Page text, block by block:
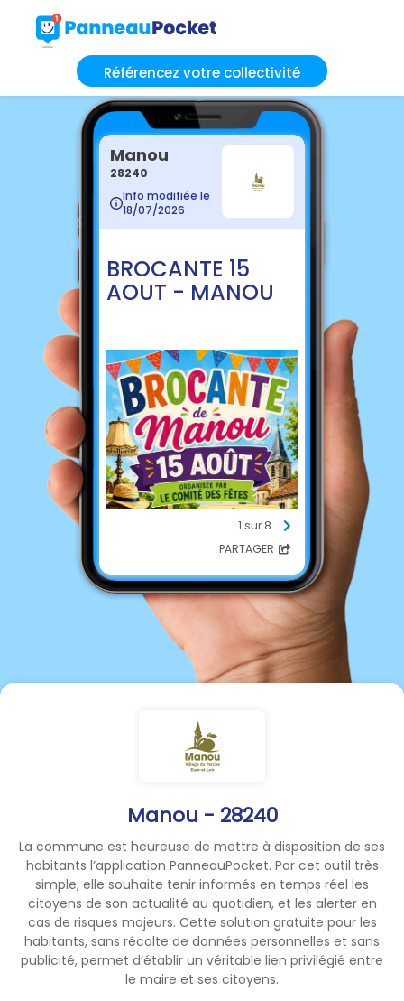
Référencez votre collectivité
Manou - 28240
La commune est heureuse de mettre à disposition de ses
habitants l’application PanneauPocket. Par cet outil très
simple, elle souhaite tenir informés en temps réel les
citoyens de son actualité au quotidien, et les alerter en
cas de risques majeurs. Cette solution gratuite pour les
habitants, sans récolte de données personnelles et sans
publicité, permet d’établir un véritable lien privilégié entre
le maire et ses citoyens.
Manou
28240
Info modifiée le
18/07/2026
BROCANTE 15
AOUT - MANOU
1 sur 8
PARTAGER